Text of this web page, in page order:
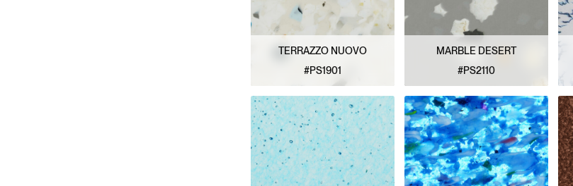
TERRAZZO NUOVO
#PS1901
VER PATRÓN
MARBLE DESERT
#PS2110
VER PATRÓN